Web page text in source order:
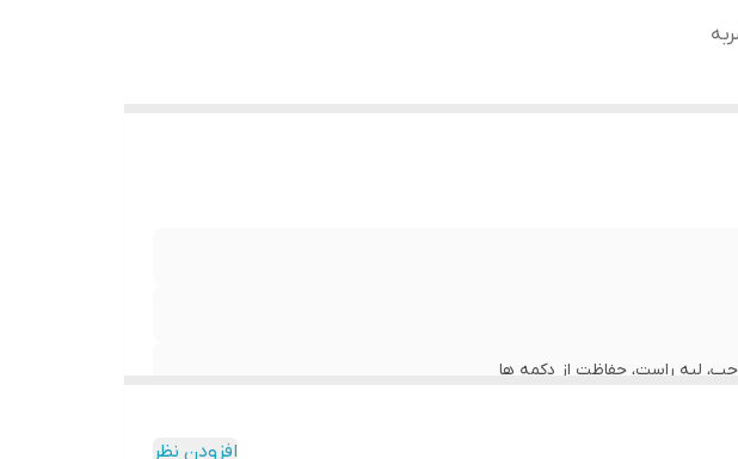
چپ، لبه راست، حفاظت از دکمه‌ ها
افزودن نظر